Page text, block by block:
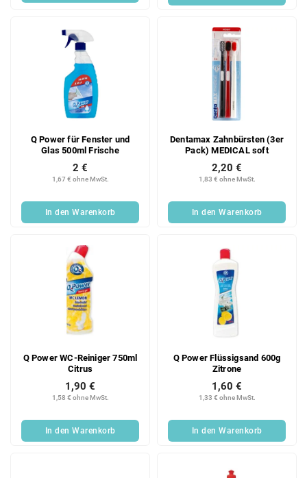
Q Power für Fenster und
Glas 500ml Frische
1,67 € ohne MwSt.
2 €
In den Warenkorb
Dentamax Zahnbürsten (3er
Pack) MEDICAL soft
1,83 € ohne MwSt.
2,20 €
In den Warenkorb
Q Power WC-Reiniger 750ml
Citrus
1,58 € ohne MwSt.
1,90 €
In den Warenkorb
Q Power Flüssigsand 600g
Zitrone
1,33 € ohne MwSt.
1,60 €
In den Warenkorb